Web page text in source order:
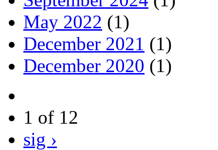
May 2022 (1)
December 2021 (1)
December 2020 (1)
1 of 12
sig ›